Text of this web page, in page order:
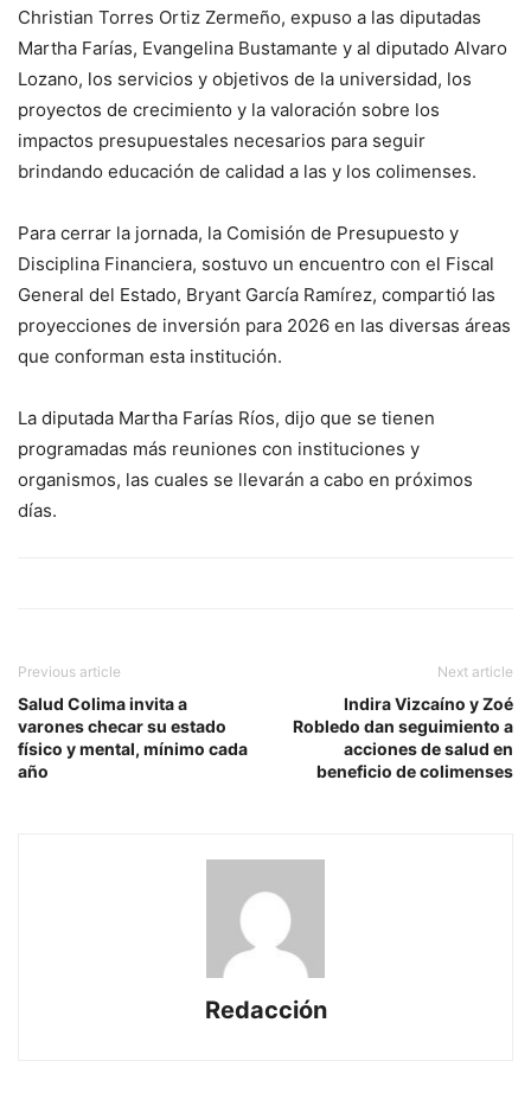
Christian Torres Ortiz Zermeño, expuso a las diputadas
Martha Farías, Evangelina Bustamante y al diputado Alvaro
Lozano, los servicios y objetivos de la universidad, los
proyectos de crecimiento y la valoración sobre los
impactos presupuestales necesarios para seguir
brindando educación de calidad a las y los colimenses.
Para cerrar la jornada, la Comisión de Presupuesto y
Disciplina Financiera, sostuvo un encuentro con el Fiscal
General del Estado, Bryant García Ramírez, compartió las
proyecciones de inversión para 2026 en las diversas áreas
que conforman esta institución.
La diputada Martha Farías Ríos, dijo que se tienen
programadas más reuniones con instituciones y
organismos, las cuales se llevarán a cabo en próximos
días.
Previous article
Salud Colima invita a
varones checar su estado
físico y mental, mínimo cada
año
Next article
Indira Vizcaíno y Zoé
Robledo dan seguimiento a
acciones de salud en
beneficio de colimenses
Redacción